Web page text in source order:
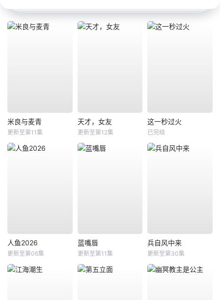
米良与麦青
更新至第11集
天才，女友
更新至第12集
这一秒过火
已完结
人鱼2026
更新至第06集
蓝嘴唇
更新至第11集
兵自风中来
更新至第30集